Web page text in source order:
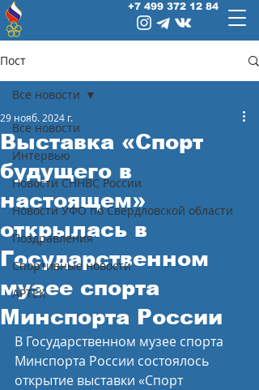
+7 499 372 12 84
Пост
Все новости
Интервью
Новости СННВС России
Новости УФО по Свердловской области
Поздравления
Спортивные новости
АРТЕК
Все новости
Выставка «Спорт
будущего в
настоящем»
открылась в
Государственном
музее спорта
Минспорта России
29 нояб. 2024 г.
В Государственном музее спорта
Минспорта России состоялось
открытие выставки «Спорт